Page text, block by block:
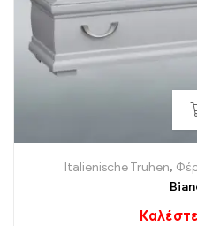
Italienische Truhen,